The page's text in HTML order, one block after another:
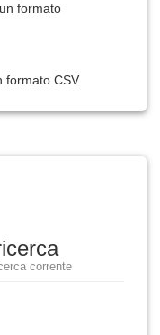
formato
formato CSV
corrente